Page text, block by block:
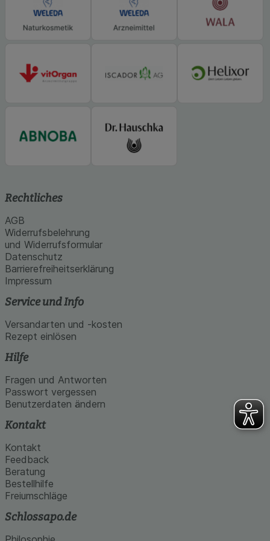
Rechtliches
AGB
Widerrufsbelehrung
und Widerrufsformular
Datenschutz
Barrierefreiheitserklärung
Impressum
Service und Info
Versandarten und -kosten
Rezept einlösen
Hilfe
Fragen und Antworten
Passwort vergessen
Benutzerdaten ändern
Kontakt
Kontakt
Feedback
Beratung
Bestellhilfe
Freiumschläge
Schlossapo.de